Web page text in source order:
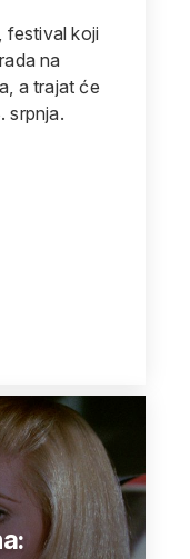
festival koji
na
a trajat će
srpnja.